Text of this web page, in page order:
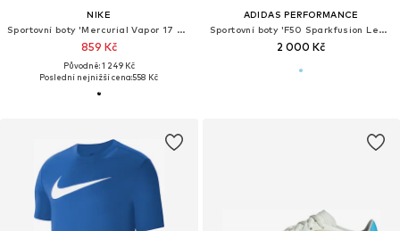
NIKE
Sportovní boty 'Mercurial Vapor 17 Club'
859 Kč
Původně: 1 249 Kč
Poslední nejnižší cena:558 Kč
ADIDAS PERFORMANCE
Sportovní boty 'F50 Sparkfusion League'
2 000 Kč